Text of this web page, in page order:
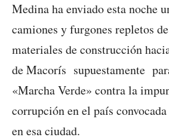
Medina haenviado esta noche
camiones y furgones repletos
materiales de construcción
de Macorís supuestamente
«Marcha Verde» contra la
corrupción en el país
en esa ciudad.